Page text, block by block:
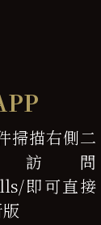
掃描右側二
問
即可直接